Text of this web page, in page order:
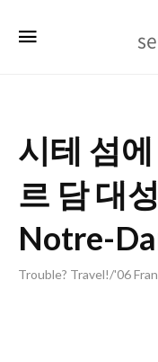
시테 섬
르 담 대
Notre-
Trouble? Travel!/'06